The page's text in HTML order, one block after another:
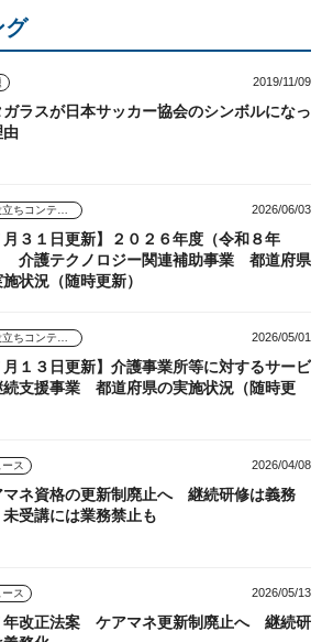
グ
2019/11/09
ガラスが日本サッカー協会のシンボルになっ
由
2026/06/03
月３１日更新】２０２６年度（令和８年
介護テクノロジー関連補助事業 都道府県
状況（随時更新）
2026/05/01
月１３日更新】介護事業所等に対するサービ
続支援事業 都道府県の実施状況（随時更
ース 2026/04/08
マネ資格の更新制廃止へ 継続研修は義務
受講には業務禁止も
ース 2026/05/13
年改正法案 ケアマネ更新制廃止へ 継続研